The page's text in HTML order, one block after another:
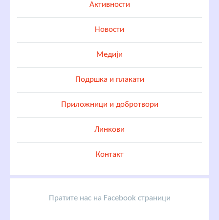
Активности
Новости
Медији
Подршка и плакати
Приложници и добротвори
Линкови
Контакт
Пратите нас на Facebook страници